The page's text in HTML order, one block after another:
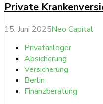
Private
15. Juni 2025Neo Capital
Privatanleger
Absicherung
Versicherung
Berlin
Finanzberatung